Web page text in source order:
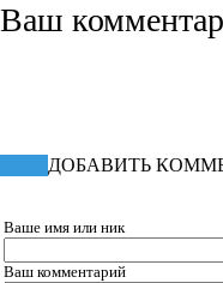
Ваш
ДОБАВИТЬ
Ваше имя или ник
Ваш комментарий